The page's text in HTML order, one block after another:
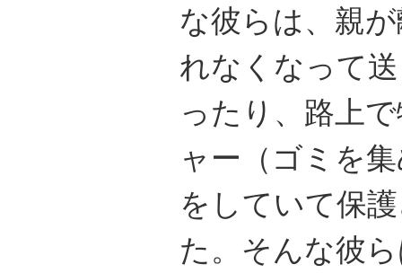
な彼らは、親
れなくなって
ったり、路上
ャー（ゴミを
をしていて保
た。そんな彼